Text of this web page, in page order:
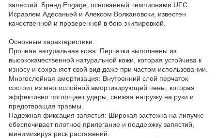
запястий. Бренд Engage, основанный чемпионами UFC
Исраэлем Адесаньей и Алексом Волкановски, известен
качественной и проверенной в бою экипировкой.
Основные характеристики:
Прочная натуральная кожа: Перчатки выполнены из
высококачественной натуральной кожи, которая устойчива к
износу и сохраняет свой вид даже при частом использовании.
Многослойная амортизация: Внутренний слой перчаток
состоит из многослойной амортизирующей пены, которая
эффективно поглощает удары, снижая нагрузку на руки и
предотвращая травмы.
Надежная фиксация запястья: Широкая застежка на липучке
обеспечивает плотное прилегание и поддержку запястий,
минимизируя риск растяжений.